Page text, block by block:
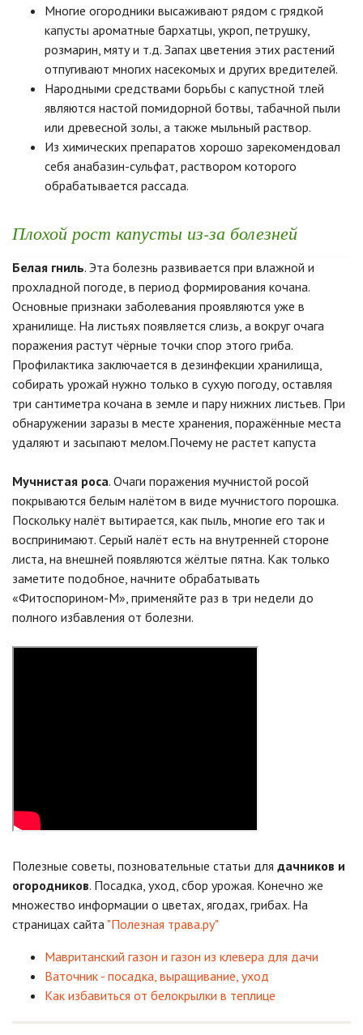
Многие огородники высаживают рядом с грядкой
капусты ароматные бархатцы, укроп, петрушку,
розмарин, мяту и т.д. Запах цветения этих растений
отпугивают многих насекомых и других вредителей.
Народными средствами борьбы с капустной тлей
являются настой помидорной ботвы, табачной пыли
или древесной золы, а также мыльный раствор.
Из химических препаратов хорошо зарекомендовал
себя анабазин-сульфат, раствором которого
обрабатывается рассада.
Плохой рост капусты из-за болезней
Белая гниль. Эта болезнь развивается при влажной и
прохладной погоде, в период формирования кочана.
Основные признаки заболевания проявляются уже в
хранилище. На листьях появляется слизь, а вокруг очага
поражения растут чёрные точки спор этого гриба.
Профилактика заключается в дезинфекции хранилища,
собирать урожай нужно только в сухую погоду, оставляя
три сантиметра кочана в земле и пару нижних листьев. При
обнаружении заразы в месте хранения, поражённые места
удаляют и засыпают мелом.Почему не растет капуста
Мучнистая роса. Очаги поражения мучнистой росой
покрываются белым налётом в виде мучнистого порошка.
Поскольку налёт вытирается, как пыль, многие его так и
воспринимают. Серый налёт есть на внутренней стороне
листа, на внешней появляются жёлтые пятна. Как только
заметите подобное, начните обрабатывать
«Фитоспорином-М», применяйте раз в три недели до
полного избавления от болезни.
Полезные советы, позновательные статьи для дачников и
огородников. Посадка, уход, сбор урожая. Конечно же
множество информации о цветах, ягодах, грибах. На
страницах сайта "Полезная трава.ру"
Мавританский газон и газон из клевера для дачи
Ваточник - посадка, выращивание, уход
Как избавиться от белокрылки в теплице